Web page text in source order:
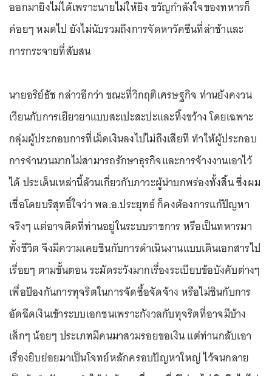
ออกมายิงไม่ได้เพราะนายไม่ให้ยิง ขวัญกำลังใจของทหารก็
ค่อยๆ หมดไป ยังไม่นับรวมถึงการจัดหาวัคซีนที่ล่าช้าและ
การกระจายที่สับสน
นายอริย์ธัช กล่าวอีกว่า ขณะที่วิกฤติเศรษฐกิจ ท่านยังคงวน
เวียนกับการเยียวยาแบบสะเปะสะปะและทิ้งขว้าง โดยเฉพาะ
กลุ่มผู้ประกอบการที่เม็ดเงินลงไปไม่ถึงเสียที ทำให้ผู้ประกอบ
การจำนวนมากไม่สามารถรักษาธุรกิจและการจ้างงานเอาไว้
ได้ ประเด็นเหล่านี้ล้วนเกี่ยวกับภาวะผู้นำบกพร่องทั้งสิ้น ซึ่งผม
เชื่อโดยบริสุทธิ์ใจว่า พล.อ.ประยุทธ์ ก็คงต้องการแก้ปัญหา
จริงๆ แต่อาจติดที่ท่านอยู่ในระบบราชการ หรือเป็นทหารมา
ทั้งชีวิต จึงมีความเคยชินกับการดำเนินงานแบบเดินเอกสารไป
เรื่อยๆ ตามขั้นตอน ระมัดระวังมากเรื่องระเบียบข้อบังคับต่างๆ
เพื่อป้องกันการทุจริตในการจัดซื้อจัดจ้าง หรือไม่ชินกับการ
อัดฉีดเงินเข้าระบบเอกชนเพราะกังวลกับทุจริตที่อาจมีบ้าง
เล็กๆ น้อยๆ ประเภทมีคนมาสวมรอยขอเงิน แต่ท่านกลับเอา
เรื่องยิบย่อยมาเป็นโจทย์หลักครอบปัญหาใหญ่ ไว้จนกลาย